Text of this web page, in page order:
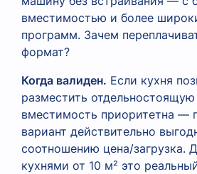
вместимостью и более
программ. Зачем
формат?
Когда валиден. Если кухня
разместить
вместимость приоритетна —
вариант действительно
соотношению цена/загрузка.
кухнями от 10 м² это